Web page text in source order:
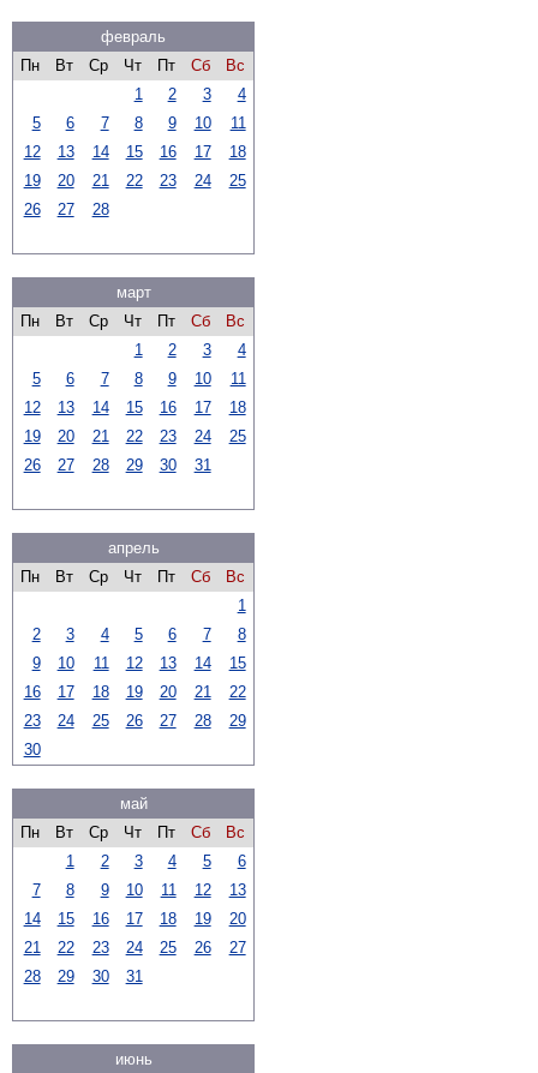
февраль
Пн
Вт Ср Чт Пт Сб
Вс
1
2 3
4
5
6 7 8 9 10
11
12
13 14 15 16 17
18
19
20 21 22 23 24
25
26
27 28
март
Пн
Вт Ср Чт Пт Сб
Вс
1
2 3
4
5
6 7 8 9 10
11
12
13 14 15 16 17
18
19
20 21 22 23 24
25
26
27 28 29 30 31
апрель
Пн
Вт Ср Чт Пт Сб
Вс
1
2
3 4 5 6 7
8
9
10 11 12 13 14
15
16
17 18 19 20 21
22
23
24 25 26 27 28
29
30
май
Пн
Вт Ср Чт Пт Сб
Вс
1
2 3 4 5
6
7
8 9 10 11 12
13
14
15 16 17 18 19
20
21
22 23 24 25 26
27
28
29 30 31
июнь